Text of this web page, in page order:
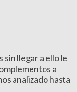
sin llegar a ello le
a
analizado hasta